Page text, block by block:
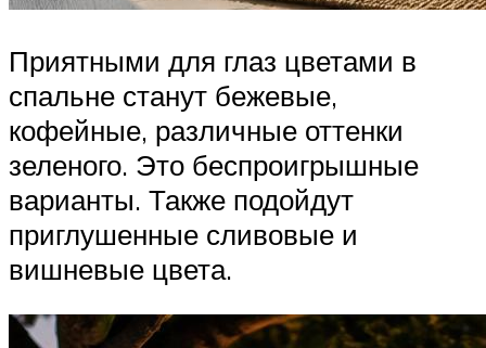
Приятными для глаз цветами в
спальне станут бежевые,
кофейные, различные оттенки
зеленого. Это беспроигрышные
варианты. Также подойдут
приглушенные сливовые и
вишневые цвета.